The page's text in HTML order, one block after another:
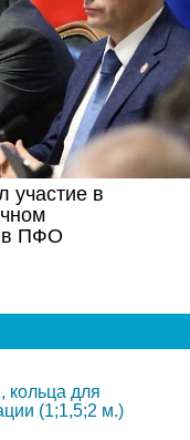
участие в
в ПФО
для
(1;1,5;2 м.)